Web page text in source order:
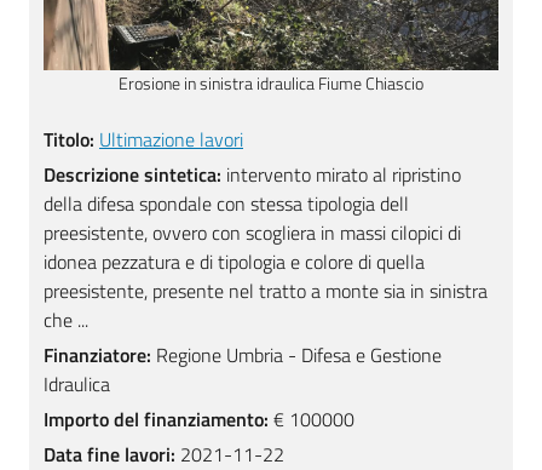
Ultimazione lavori
Titolo: Ultimazione lavori
Descrizione sintetica: intervento mirato al ripristino
della difesa spondale con stessa tipologia dell
preesistente, ovvero con scogliera in massi cilopici di
idonea pezzatura e di tipologia e colore di quella
preesistente, presente nel tratto a monte sia in sinistra
che ...
Finanziatore: Regione Umbria - Difesa e Gestione
Idraulica
Importo del finanziamento: € 100000
Data fine lavori: 2021-11-22